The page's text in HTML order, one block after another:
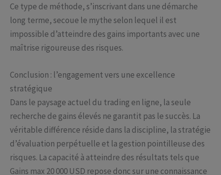
Ce type de méthode, s’inscrivant dans une démarche
long terme, secoue le mythe selon lequel il est
impossible d’atteindre des gains importants avec une
maîtrise rigoureuse des risques.
Conclusion : l’engagement vers une excellence
stratégique
Dans le paysage actuel du trading en ligne, la seule
recherche de gains élevés ne garantit pas le succès. La
véritable différence réside dans la discipline, la stratégie
d’évaluation perpétuelle et la gestion pointilleuse des
risques. La capacité à atteindre des résultats tels que
Gains max 20 000 USD repose donc sur une connaissance